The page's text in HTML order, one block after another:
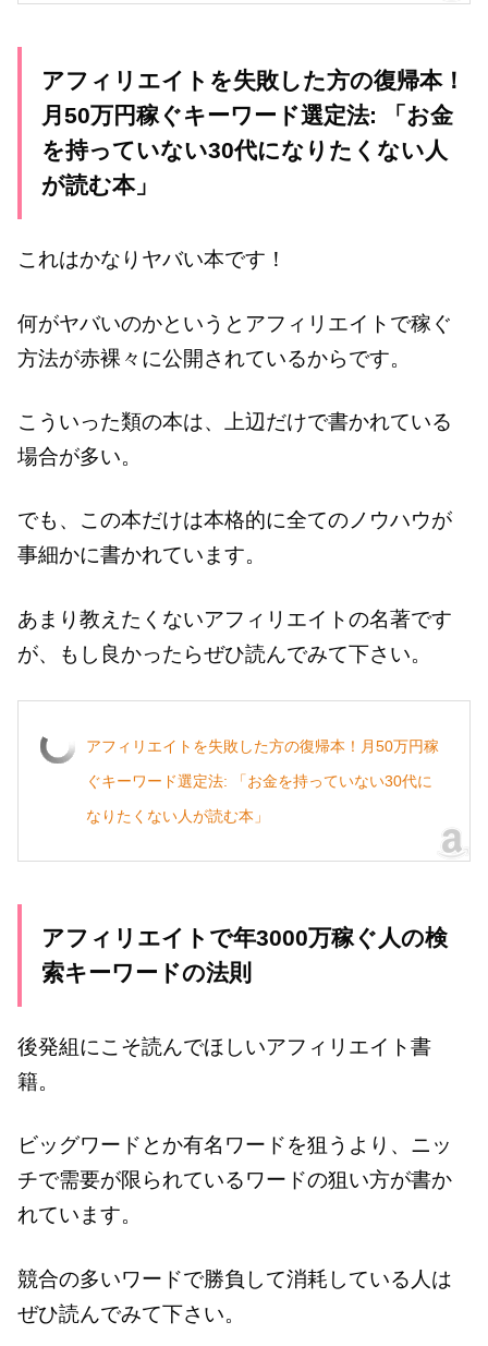
アフィリエイトを失敗した方の復帰本！
月50万円稼ぐキーワード選定法: 「お金
を持っていない30代になりたくない人
が読む本」
これはかなりヤバい本です！
何がヤバいのかというとアフィリエイトで稼ぐ
方法が赤裸々に公開されているからです。
こういった類の本は、上辺だけで書かれている
場合が多い。
でも、この本だけは本格的に全てのノウハウが
事細かに書かれています。
あまり教えたくないアフィリエイトの名著です
が、もし良かったらぜひ読んでみて下さい。
アフィリエイトを失敗した方の復帰本！月50万円稼
ぐキーワード選定法: 「お金を持っていない30代に
なりたくない人が読む本」
アフィリエイトで年3000万稼ぐ人の検
索キーワードの法則
後発組にこそ読んでほしいアフィリエイト書
籍。
ビッグワードとか有名ワードを狙うより、ニッ
チで需要が限られているワードの狙い方が書か
れています。
競合の多いワードで勝負して消耗している人は
ぜひ読んでみて下さい。